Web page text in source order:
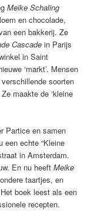
Meike Schaling
en chocolade,
een bakkerij. Ze
Cascade in Parijs
in Saint
‘markt’. Mensen
soorten
maakte de ‘kleine
Partice en samen
een echte “Kleine
in Amsterdam.
En nu heeft Meike
taartjes, en
boek leest als een
recepten.